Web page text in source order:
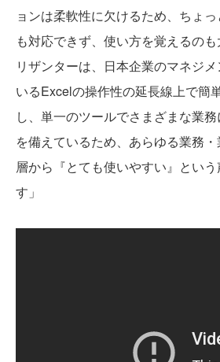
ョンは柔軟性に欠けるため、ちょ
も対応できず、使い方を覚えるの
リザンターは、日本企業のマネジ
いるExcelの操作性の延長線上で簡
し、単一のツールでさまざまな業
を備えているため、あらゆる業務
層から『とても使いやすい』とい
す」